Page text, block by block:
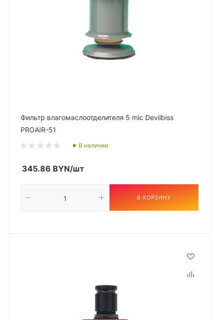
Фильтр влагомаслоотделителя 5 mic Devilbiss
PROAIR-51
В наличии
345.86 BYN/шт
В КОРЗИНУ